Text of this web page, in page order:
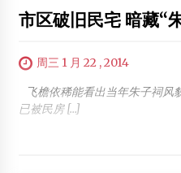
市区破旧民宅 暗藏“
周三 1 月 22 , 2014
飞檐依稀能看出当年朱子祠风
已被民房 […]